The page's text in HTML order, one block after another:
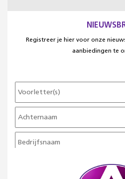
Registreer je hier voor onze
aanbiedingen te